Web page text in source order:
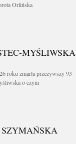
Orlińska
MYŚLIWSKA
roku zmarła przeżywszy 93
o czym